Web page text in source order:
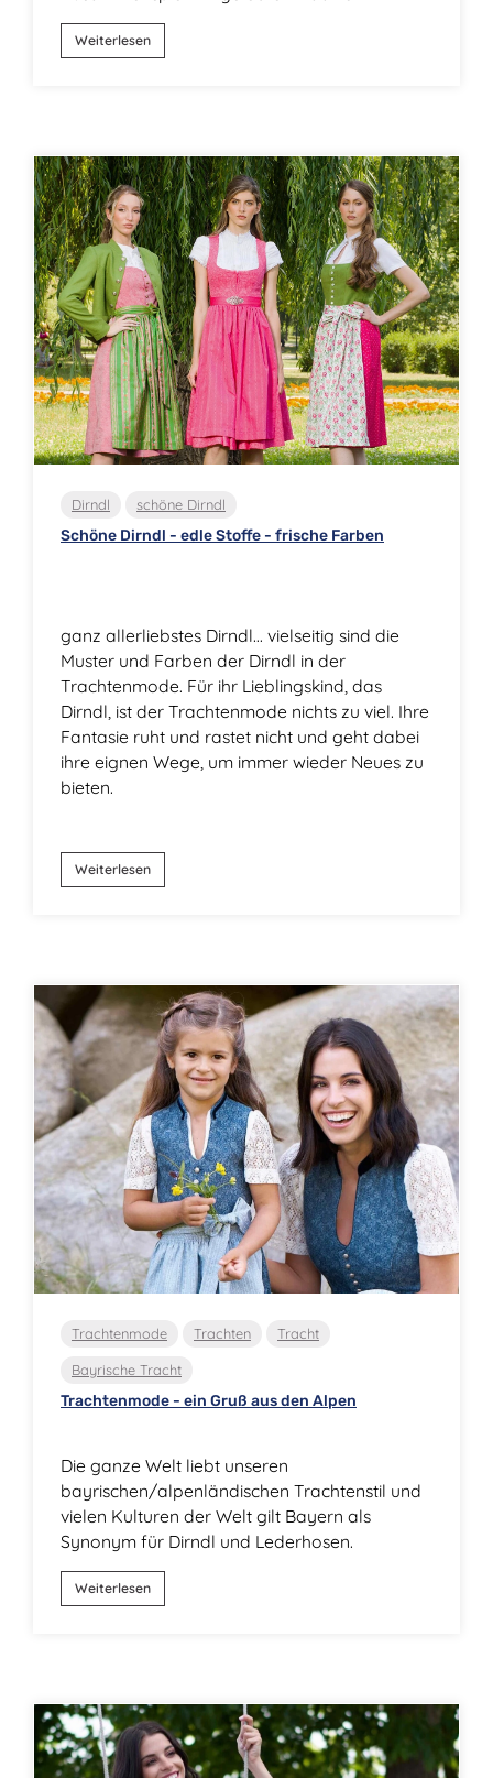
Weiterlesen
Dirndl schöne Dirndl
Schöne Dirndl - edle Stoffe - frische Farben
ganz allerliebstes Dirndl… vielseitig sind die
Muster und Farben der Dirndl in der
Trachtenmode. Für ihr Lieblingskind, das
Dirndl, ist der Trachtenmode nichts zu viel. Ihre
Fantasie ruht und rastet nicht und geht dabei
ihre eignen Wege, um immer wieder Neues zu
bieten.
Weiterlesen
Trachtenmode Trachten Tracht
Bayrische Tracht
Trachtenmode - ein Gruß aus den Alpen
Die ganze Welt liebt unseren
bayrischen/alpenländischen Trachtenstil und
vielen Kulturen der Welt gilt Bayern als
Synonym für Dirndl und Lederhosen.
Weiterlesen